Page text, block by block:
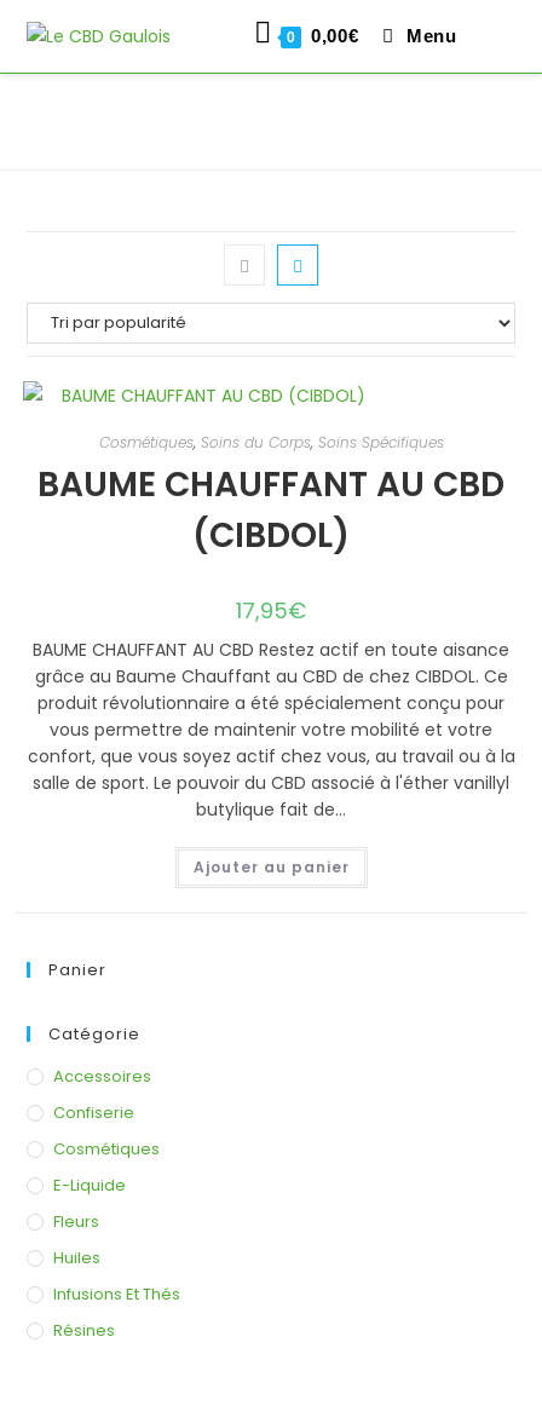
0 0,00€ Menu
Cosmétiques, Soins du Corps, Soins Spécifiques
BAUME CHAUFFANT AU CBD
(CIBDOL)
17,95€
BAUME CHAUFFANT AU CBD Restez actif en toute aisance
grâce au Baume Chauffant au CBD de chez CIBDOL. Ce
produit révolutionnaire a été spécialement conçu pour
vous permettre de maintenir votre mobilité et votre
confort, que vous soyez actif chez vous, au travail ou à la
salle de sport. Le pouvoir du CBD associé à l'éther vanillyl
butylique fait de…
Ajouter au panier
Panier
Catégorie
Accessoires
Confiserie
Cosmétiques
E-Liquide
Fleurs
Huiles
Infusions Et Thés
Résines